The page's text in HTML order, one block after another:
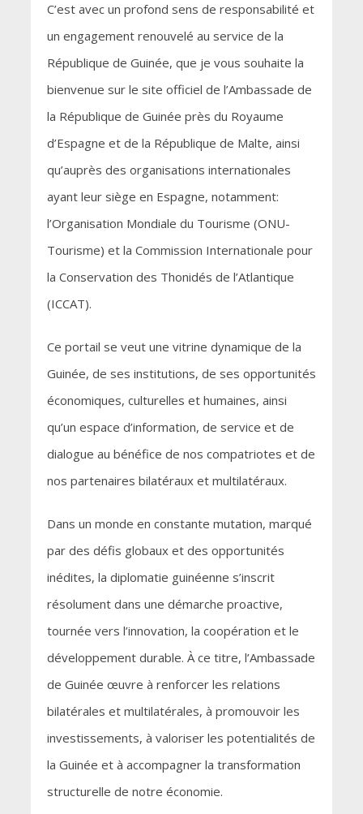
C’est avec un profond sens de responsabilité et
un engagement renouvelé au service de la
République de Guinée, que je vous souhaite la
bienvenue sur le site officiel de l’Ambassade de
la République de Guinée près du Royaume
d’Espagne et de la République de Malte, ainsi
qu’auprès des organisations internationales
ayant leur siège en Espagne, notamment:
l’Organisation Mondiale du Tourisme (ONU-
Tourisme) et la Commission Internationale pour
la Conservation des Thonidés de l’Atlantique
(ICCAT).
Ce portail se veut une vitrine dynamique de la
Guinée, de ses institutions, de ses opportunités
économiques, culturelles et humaines, ainsi
qu’un espace d’information, de service et de
dialogue au bénéfice de nos compatriotes et de
nos partenaires bilatéraux et multilatéraux.
Dans un monde en constante mutation, marqué
par des défis globaux et des opportunités
inédites, la diplomatie guinéenne s’inscrit
résolument dans une démarche proactive,
tournée vers l’innovation, la coopération et le
développement durable. À ce titre, l’Ambassade
de Guinée œuvre à renforcer les relations
bilatérales et multilatérales, à promouvoir les
investissements, à valoriser les potentialités de
la Guinée et à accompagner la transformation
structurelle de notre économie.